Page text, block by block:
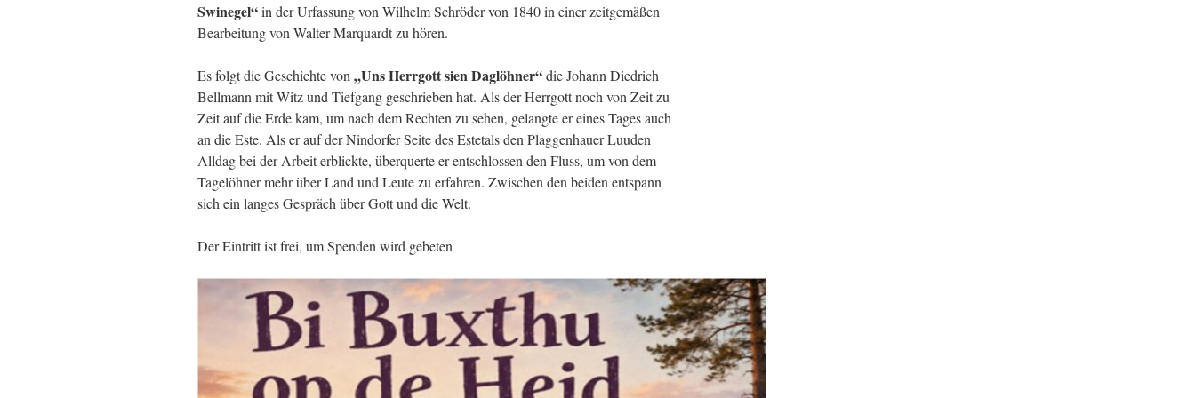
Swinegel“in der Urfassung von Wilhelm Schröder von 1840 in einer zeitgemäßen
Bearbeitung von Walter Marquardt zu hören.
Es folgt die Geschichte von „Uns Herrgott sien Daglöhner“die Johann Diedrich
Bellmann mit Witz und Tiefgang geschrieben hat. Als der Herrgott noch von Zeit zu
Zeit auf die Erde kam, um nach dem Rechten zu sehen, gelangte er eines Tages auch
an die Este. Als er auf der Nindorfer Seite des Estetals den Plaggenhauer Luuden
Alldag bei der Arbeit erblickte, überquerte er entschlossen den Fluss, um von dem
Tagelöhner mehr über Land und Leute zu erfahren. Zwischen den beiden entspann
sich ein langes Gespräch über Gott und die Welt.
Der Eintritt ist frei, um Spenden wird gebeten